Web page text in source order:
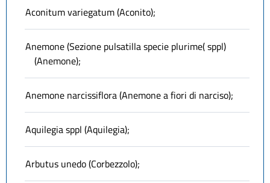
Aconitum variegatum (Aconito);
Anemone (Sezione pulsatilla specie plurime( sppl)
(Anemone);
Anemone narcissiflora (Anemone a fiori di narciso);
Aquilegia sppl (Aquilegia);
Arbutus unedo (Corbezzolo);